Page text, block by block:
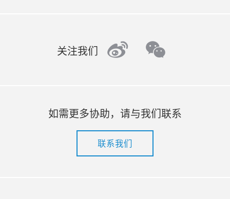
关注我们 weibowechat
如需更多协助，请与我们联系
联系我们